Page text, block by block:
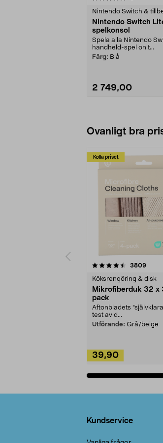
Nintendo Switch &
Nintendo Switch
spelkonsol
Spela alla Nintendo
handheld-spel on t...
Färg: Blå
2 749,00
Ovanligt bra
Kolla priset
3809
Köksrengöring & disk
Mikrofiberduk 32 x
pack
Aftonbladets "självklara
test av d...
Utförande: Grå/beige
39,90
4.0av 5
Kundservice